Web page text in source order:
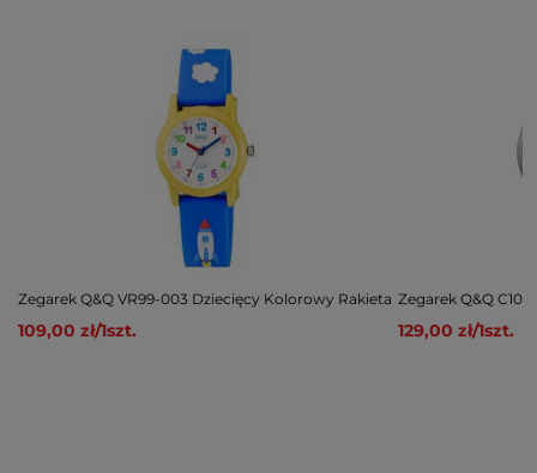
Zegarek Q&Q VR99-003 Dziecięcy Kolorowy Rakieta
109,00 zł/1szt.
Zegarek Q&Q
129,00 zł/1szt.